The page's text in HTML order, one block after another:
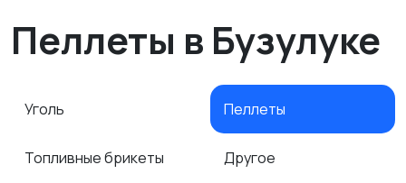
Пеллеты в Бузулуке
Уголь
Топливные брикеты
Пеллеты
Другое